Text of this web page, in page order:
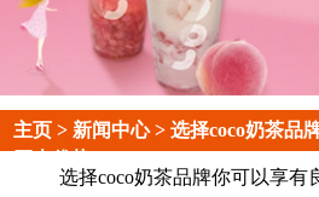
主页 > 新闻中心> 选择coco奶茶品
选择coco奶茶品牌你可以享有